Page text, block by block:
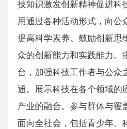
技知识激发创新精神促进科
用通过各种活动形式，向公
提高科学素养。鼓励创新思
众的创新能力和实践能力。
台，加强科技工作者与公众
通。展示科技在各个领域的
产业的融合。参与群体与覆
面向全社会，包括青少年、